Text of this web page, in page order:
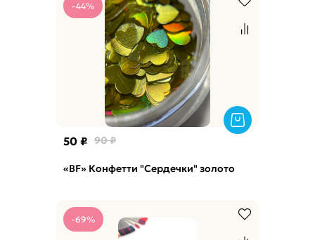
-44%
50 ₽ 90 ₽
«BF» Конфетти "Сердечки" золото
-69%